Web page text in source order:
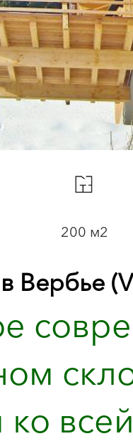
200 м2
Вербье
ко